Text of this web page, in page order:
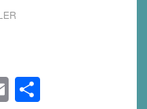
EmailShare